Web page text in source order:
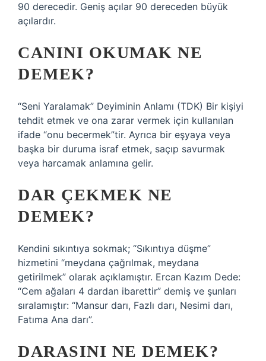
90 derecedir. Geniş açılar 90 dereceden büyük
açılardır.
CANINI OKUMAK NE
DEMEK?
“Seni Yaralamak” Deyiminin Anlamı (TDK) Bir kişiyi
tehdit etmek ve ona zarar vermek için kullanılan
ifade “onu becermek”tir. Ayrıca bir eşyaya veya
başka bir duruma israf etmek, saçıp savurmak
veya harcamak anlamına gelir.
DAR ÇEKMEK NE
DEMEK?
Kendini sıkıntıya sokmak; “Sıkıntıya düşme”
hizmetini “meydana çağrılmak, meydana
getirilmek” olarak açıklamıştır. Ercan Kazım Dede:
“Cem ağaları 4 dardan ibarettir” demiş ve şunları
sıralamıştır: “Mansur darı, Fazlı darı, Nesimi darı,
Fatıma Ana darı”.
DARASINI NE DEMEK?